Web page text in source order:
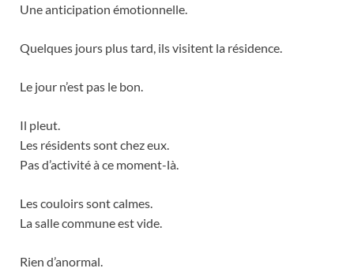
Une anticipation émotionnelle.
Quelques jours plus tard, ils visitent la résidence.
Le jour n’est pas le bon.
Il pleut.
Les résidents sont chez eux.
Pas d’activité à ce moment-là.
Les couloirs sont calmes.
La salle commune est vide.
Rien d’anormal.